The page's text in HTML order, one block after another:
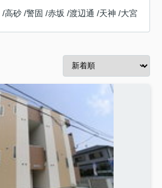
/高砂 /警固 /赤坂 /渡辺通 /天神 /大宮